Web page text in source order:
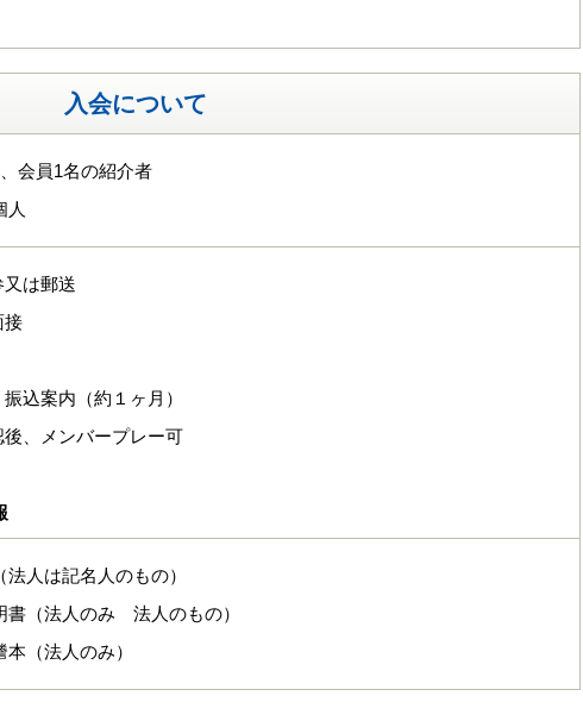
入会について
会員1名の紹介者
人
又は郵送
接
込案内（約１ヶ月）
後、メンバープレー可
法人は記名人のもの）
書（法人のみ 法人のもの）
本（法人のみ）